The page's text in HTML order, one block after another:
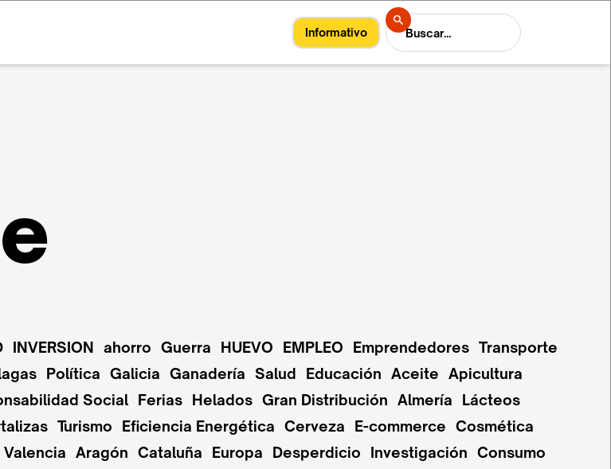
Informativo
INVERSION ahorro Guerra HUEVO EMPLEO Emprendedores Transporte
Política Galicia Ganadería Salud Educación Aceite Apicultura
Social Ferias Helados Gran Distribución Almería
Lácteos
Turismo Eficiencia Energética Cerveza E-commerce Cosmética
Valencia Aragón Cataluña Europa Desperdicio Investigación Consumo